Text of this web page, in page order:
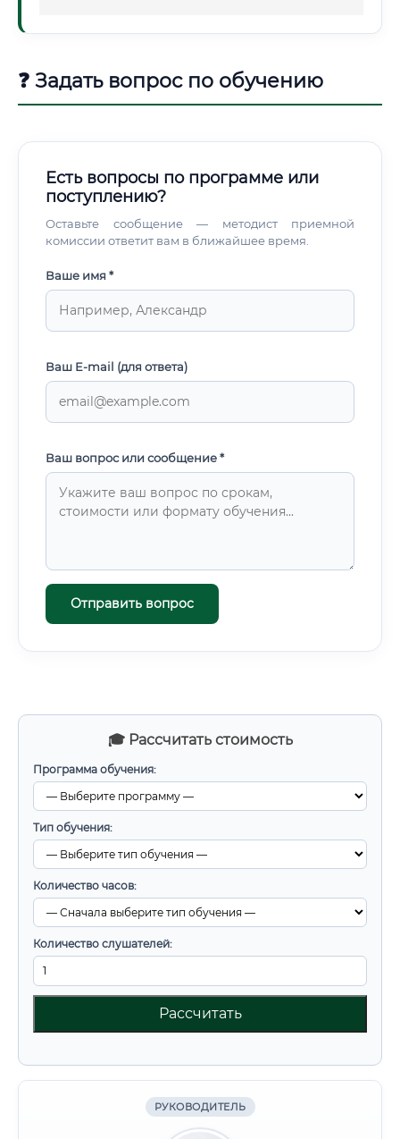
🎓 Рассчитать стоимость
Программа обучения:
Тип обучения:
Количество часов:
Количество слушателей:
Рассчитать
РУКОВОДИТЕЛЬ
❓ Задать вопрос по обучению
Есть вопросы по программе или
поступлению?
Оставьте сообщение — методист приемной
комиссии ответит вам в ближайшее время.
Ваше имя *
Ваш E-mail (для ответа)
Ваш вопрос или сообщение *
Отправить вопрос